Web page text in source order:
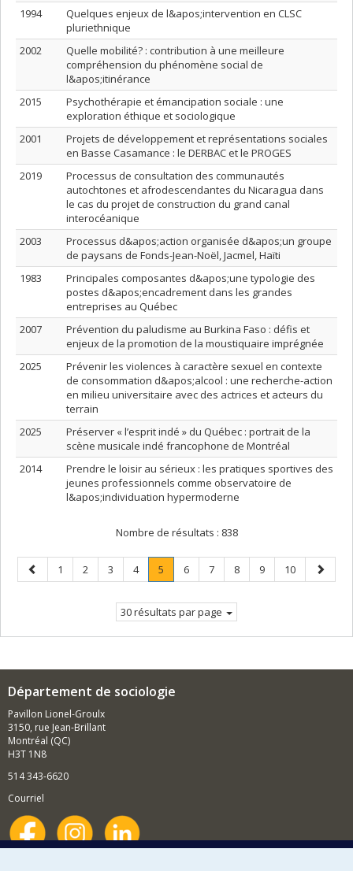
1994
Quelques enjeux de l&apos;intervention en CLSC
pluriethnique
2002
Quelle mobilité? : contribution à une meilleure
compréhension du phénomène social de
l&apos;itinérance
2015
Psychothérapie et émancipation sociale : une
exploration éthique et sociologique
2001
Projets de développement et représentations sociales
en Basse Casamance : le DERBAC et le PROGES
2019
Processus de consultation des communautés
autochtones et afrodescendantes du Nicaragua dans
le cas du projet de construction du grand canal
interocéanique
2003
Processus d&apos;action organisée d&apos;un groupe
de paysans de Fonds-Jean-Noël, Jacmel, Haïti
1983
Principales composantes d&apos;une typologie des
postes d&apos;encadrement dans les grandes
entreprises au Québec
2007
Prévention du paludisme au Burkina Faso : défis et
enjeux de la promotion de la moustiquaire imprégnée
2025
Prévenir les violences à caractère sexuel en contexte
de consommation d&apos;alcool : une recherche-action
en milieu universitaire avec des actrices et acteurs du
terrain
2025
Préserver « l’esprit indé » du Québec : portrait de la
scène musicale indé francophone de Montréal
2014
Prendre le loisir au sérieux : les pratiques sportives des
jeunes professionnels comme observatoire de
l&apos;individuation hypermoderne
Nombre de résultats : 838
Page
précédente
Page
1 Page
2 Page
3 Page
4 Page
5
Page
Page
6 Page
7 Page
8 Page
9 Page
10
Page
30 résultats par page
Département de sociologie
Pavillon Lionel-Groulx
3150, rue Jean-Brillant
Montréal (QC)
H3T 1N8
514 343-6620
Courriel